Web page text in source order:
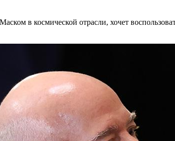
в космической отрасли, хочет